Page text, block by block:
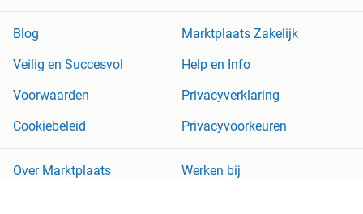
Blog
Marktplaats Zakelijk
Veilig en Succesvol
Help en Info
Voorwaarden
Privacyverklaring
Cookiebeleid
Privacyvoorkeuren
Over Marktplaats
Werken bij